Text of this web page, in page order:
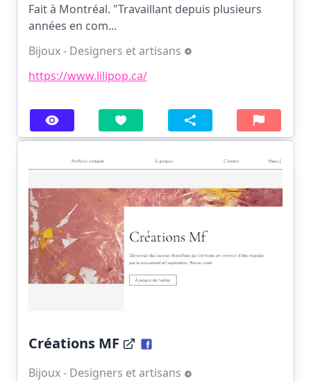
Fait à Montréal. "Travaillant depuis plusieurs
années en com...
Bijoux - Designers et artisans
https://www.lilipop.ca/
Créations MF
Bijoux - Designers et artisans